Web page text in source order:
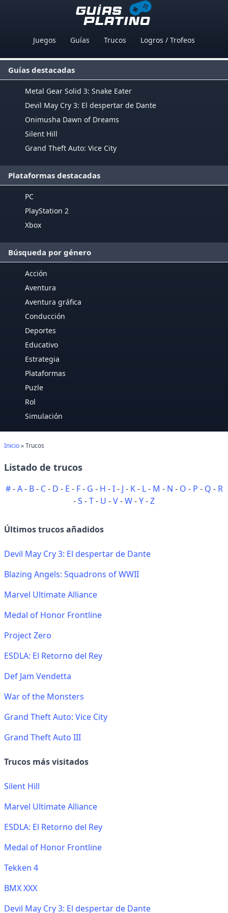
Juegos Guías Trucos Logros / Trofeos
Guías destacadas
Metal Gear Solid 3: Snake Eater
Devil May Cry 3: El despertar de Dante
Onimusha Dawn of Dreams
Silent Hill
Grand Theft Auto: Vice City
Plataformas destacadas
PC
PlayStation 2
Xbox
Búsqueda por género
Acción
Aventura
Aventura gráfica
Conducción
Deportes
Educativo
Estrategia
Plataformas
Puzle
Rol
Simulación
Inicio» Trucos
Listado de trucos
#-A- B- C- D - E - F- G - H -I- J - K- L- M - N - O - P - Q - R
-S -T- U -V-W-Y-Z
Últimos trucos añadidos
Devil May Cry 3: El despertar de Dante
Blazing Angels: Squadrons of WWII
Marvel Ultimate Alliance
Medal of Honor Frontline
Project Zero
ESDLA: El Retorno del Rey
Def Jam Vendetta
War of the Monsters
Grand Theft Auto: Vice City
Grand Theft Auto III
Trucos más visitados
Silent Hill
Marvel Ultimate Alliance
ESDLA: El Retorno del Rey
Medal of Honor Frontline
Tekken 4
BMX XXX
Devil May Cry 3: El despertar de Dante